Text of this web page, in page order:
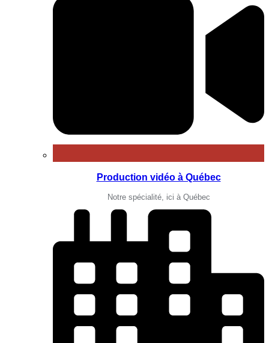
Production vidéo à Québec
Notre spécialité, ici à Québec